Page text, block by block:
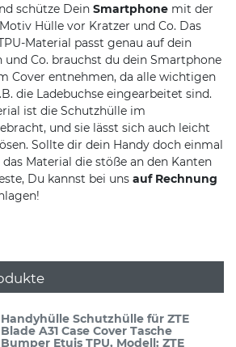
schütze Dein Smartphone mit der
Hülle vor Kratzer und Co. Das
Material passt genau auf dein
und Co. brauchst du dein Smartphone
Cover entnehmen, da alle wichtigen
die Ladebuchse eingearbeitet sind.
ist die Schutzhülle im
und sie lässt sich auch leicht
Sollte dir dein Handy doch einmal
Material die stöße an den Kanten
Du kannst bei uns auf Rechnung
Handyhülle Schutzhülle für ZTE
Blade A31 Case Cover Tasche
Bumper Etuis TPU, Modell: ZTE